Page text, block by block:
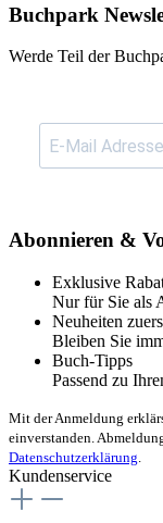
Buchpark
Werde Teil der
Abonnieren &
Exklusive
Nur für Sie als
Neuheiten
Bleiben Sie
Buch-Tipps
Passend zu
Mit der Anmeldung
einverstanden.
Datenschutzerklärung
Kundenservice